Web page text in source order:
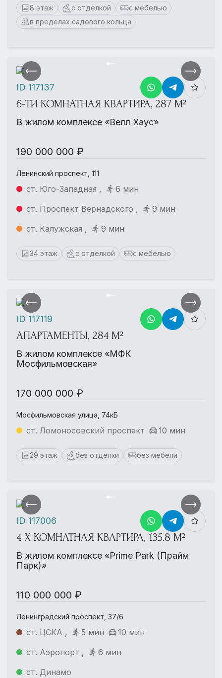
8 этаж с отделкой
с мебелью
в пределах садового кольца
6-ТИ КОМНАТНАЯ КВАРТИРА, 287 М²
В жилом комплексе «Велл Хаус»
190 000 000 ₽
Ленинский проспект, 111
ст. Юго-Западная ,
6 мин
ст. Проспект Вернадского ,
9 мин
ст. Калужская ,
9 мин
34 этаж с отделкой с мебелью
ID 117137
АПАРТАМЕНТЫ, 284 М²
В жилом комплексе «МФК
Мосфильмовская»
170 000 000 ₽
Мосфильмовская улица, 74кБ
ст. Ломоносовский проспект 10 мин
29 этаж без отделки без мебели
ID 117119
4-Х КОМНАТНАЯ КВАРТИРА, 135.8 М²
В жилом комплексе «Prime Park (Прайм
Парк)»
110 000 000 ₽
Ленинградский проспект, 37/6
ст. ЦСКА , 5 мин
10 мин
ст. Аэропорт ,
6 мин
ст. Динамо
ID 117006